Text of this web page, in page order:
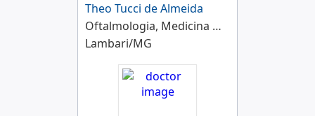
Theo Tucci de Almeida
Oftalmologia, Medicina de Tráfego
Lambari/MG